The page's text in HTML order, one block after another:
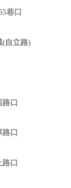
巷口
(自立路)
口
口
口